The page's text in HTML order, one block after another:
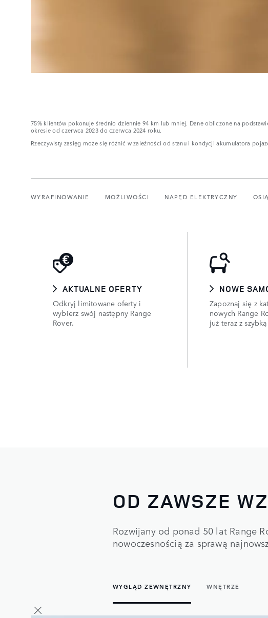
75% klientów pokonuje średnio dziennie 94 km lub mniej. Dane obliczone na
okresie od czerwca 2023 do czerwca 2024 roku.
Rzeczywisty zasięg może się różnić w zależności od stanu i kondycji akumulatora
WYRAFINOWANIE MOŻLIWOŚCI NAPĘD ELEKTRYCZNY
AKTUALNE OFERTY
Odkryj limitowane oferty i
wybierz swój następny Range
Rover.
NOWE
Zapoznaj się z
nowych Range
już teraz z
OD ZAWSZE
Rozwijany od ponad 50 lat Range
nowoczesnością za sprawą
WYGLĄD ZEWNĘTRZNY WNĘTRZE